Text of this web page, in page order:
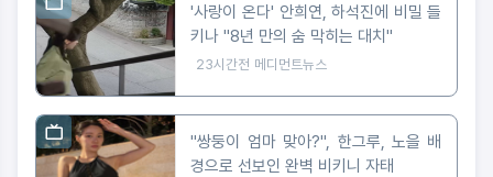
'사랑이 온다' 안희연, 하석진에 비밀 들
키나 "8년 만의 숨 막히는 대치"
23시간전 메디먼트뉴스
"쌍둥이 엄마 맞아?", 한그루, 노을 배
경으로 선보인 완벽 비키니 자태